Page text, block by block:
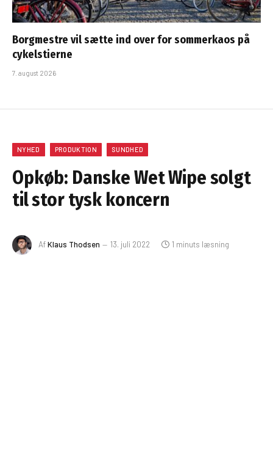
Borgmestre vil sætte ind over for sommerkaos på
cykelstierne
7. august 2026
NYHED PRODUKTION SUNDHED
Opkøb: Danske Wet Wipe solgt
til stor tysk koncern
AfKlaus Thodsen 13. juli 2022 1 minuts læsning